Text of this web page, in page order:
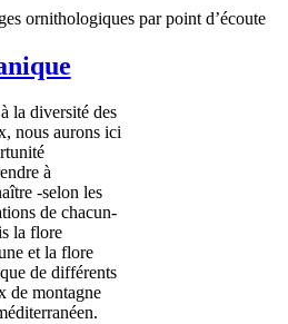
ornithologiques par point d’écoute
la diversité des
nous aurons ici
à
-selon les
de chacun-
la flore
et la flore
de différents
de montagne